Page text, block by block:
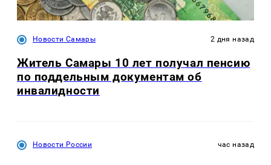
Новости Самары 2 дня назад
Житель Самары 10 лет получал пенсию
по поддельным документам об
инвалидности
Новости России час назад